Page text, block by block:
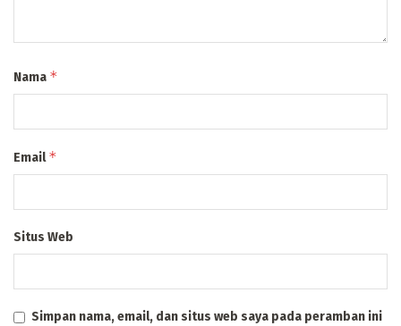
Nama *
Email*
Situs Web
Simpan nama, email, dan situs web saya pada peramban ini